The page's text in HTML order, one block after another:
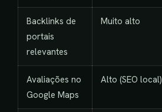
Backlinks de
portais
relevantes
Muito alto
Avaliações no
Google Maps
Alto (SEO local)